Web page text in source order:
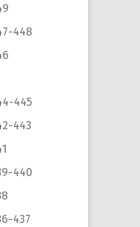
448
445
443
440
437